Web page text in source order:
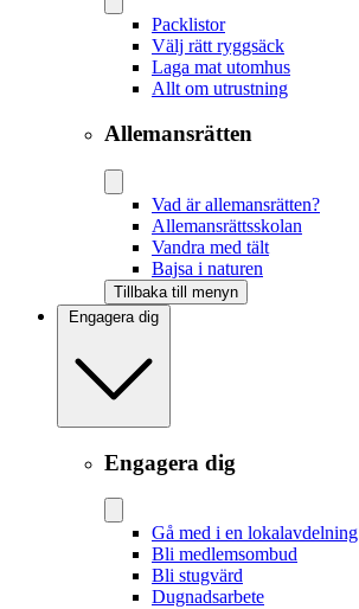
Packlistor
Välj rätt ryggsäck
Laga mat utomhus
Allt om utrustning
Allemansrätten
Vad är allemansrätten?
Allemansrättsskolan
Vandra med tält
Bajsa i naturen
Tillbaka till menyn
Engagera dig
Engagera dig
Gå med i en lokalavdelning
Bli medlemsombud
Bli stugvärd
Dugnadsarbete